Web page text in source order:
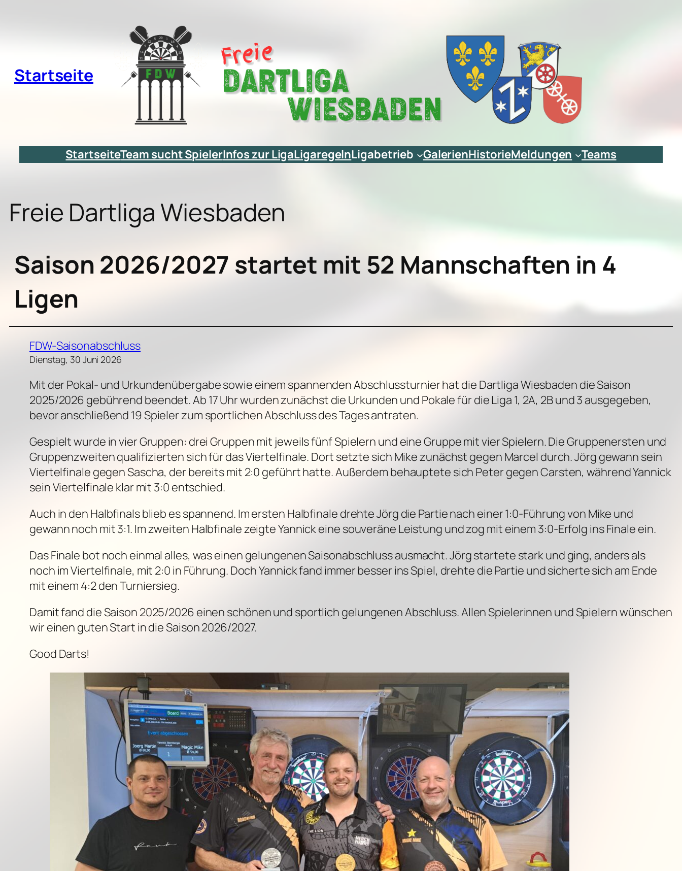
Startseite
StartseiteTeam sucht SpielerInfos zur LigaLigaregelnLigabetrieb GalerienHistorieMeldungen Teams
Freie Dartliga Wiesbaden
Saison 2026/2027 startet mit 52 Mannschaften in 4
Ligen
FDW-Saisonabschluss
Dienstag, 30 Juni 2026
Mit der Pokal- und Urkundenübergabe sowie einem spannenden Abschlussturnier hat die Dartliga Wiesbaden die Saison
2025/2026 gebührend beendet. Ab 17 Uhr wurden zunächst die Urkunden und Pokale für die Liga 1, 2A, 2B und 3 ausgegeben,
bevor anschließend 19 Spieler zum sportlichen Abschluss des Tages antraten.
Gespielt wurde in vier Gruppen: drei Gruppen mit jeweils fünf Spielern und eine Gruppe mit vier Spielern. Die Gruppenersten und
Gruppenzweiten qualifizierten sich für das Viertelfinale. Dort setzte sich Mike zunächst gegen Marcel durch. Jörg gewann sein
Viertelfinale gegen Sascha, der bereits mit 2:0 geführt hatte. Außerdem behauptete sich Peter gegen Carsten, während Yannick
sein Viertelfinale klar mit 3:0 entschied.
Auch in den Halbfinals blieb es spannend. Im ersten Halbfinale drehte Jörg die Partie nach einer 1:0-Führung von Mike und
gewann noch mit 3:1. Im zweiten Halbfinale zeigte Yannick eine souveräne Leistung und zog mit einem 3:0-Erfolg ins Finale ein.
Das Finale bot noch einmal alles, was einen gelungenen Saisonabschluss ausmacht. Jörg startete stark und ging, anders als
noch im Viertelfinale, mit 2:0 in Führung. Doch Yannick fand immer besser ins Spiel, drehte die Partie und sicherte sich am Ende
mit einem 4:2 den Turniersieg.
Damit fand die Saison 2025/2026 einen schönen und sportlich gelungenen Abschluss. Allen Spielerinnen und Spielern wünschen
wir einen guten Start in die Saison 2026/2027.
Good Darts!